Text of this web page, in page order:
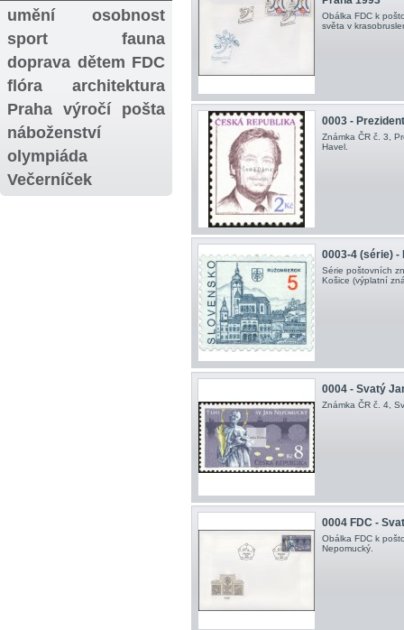
umění
osobnost
sport
fauna
doprava dětem FDC
flóra
architektura
Praha
výročí
pošta
náboženství
olympiáda
Večerníček
Obálka FDC k
světa v
0003 -
Známka ČR č. 3,
Havel.
0003-4 (série) -
Série poštovních
Košice (výplatní
0004 - Svatý
Známka ČR č. 4,
0004 FDC -
Obálka FDC k
Nepomucký .